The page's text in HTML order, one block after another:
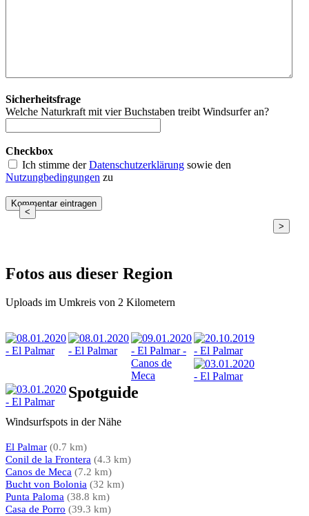
Sicherheitsfrage
Welche Naturkraft mit vier Buchstaben treibt Windsurfer an?
Checkbox
Ich stimme derDatenschutzerklärung sowie den
Nutzungbedingungen zu
<
>
Fotos aus dieser Region
Uploads im Umkreis von 2 Kilometern
Spotguide
Windsurfspots in der Nähe
El Palmar (0.7 km)
Conil de la Frontera (4.3 km)
Canos de Meca (7.2 km)
Bucht von Bolonia (32 km)
Punta Paloma (38.8 km)
Casa de Porro (39.3 km)